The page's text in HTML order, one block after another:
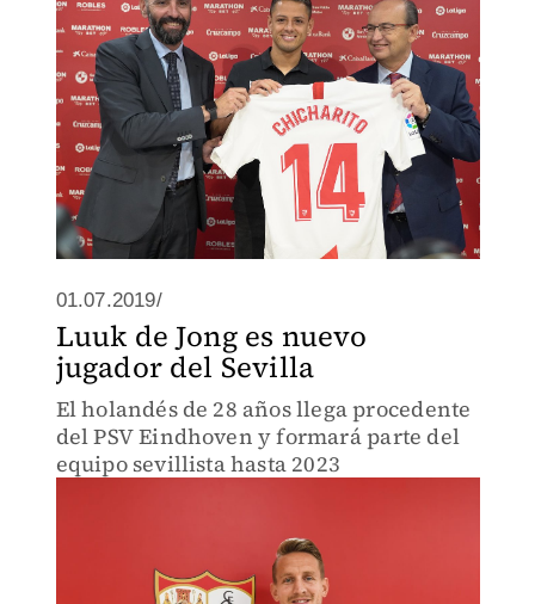
01.07.2019/
Luuk de Jong es nuevo
jugador del Sevilla
El holandés de 28 años llega procedente
del PSV Eindhoven y formará parte del
equipo sevillista hasta 2023